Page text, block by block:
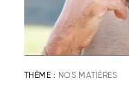
THÈME : NOS MATIÈRES